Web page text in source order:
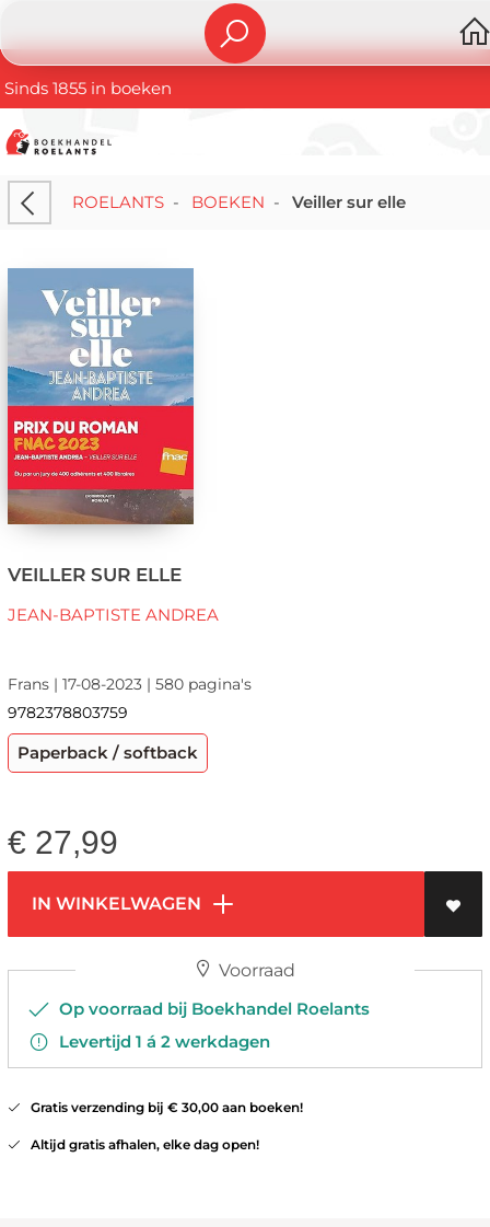
Sinds 1855 in boeken
ROELANTS- BOEKEN - Veiller sur elle
VEILLER SUR ELLE
JEAN-BAPTISTE ANDREA
Frans | 17-08-2023 | 580 pagina's
9782378803759
Paperback / softback
€ 27,99
IN WINKELWAGEN
Voorraad
Op voorraad bij Boekhandel Roelants
Levertijd 1 á 2 werkdagen
Gratis verzending bij € 30,00 aan boeken!
Altijd gratis afhalen, elke dag open!